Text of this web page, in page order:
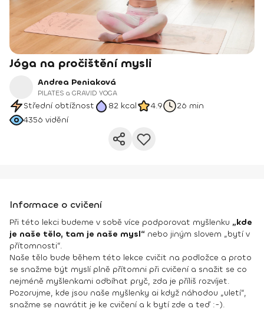
Jóga na pročištění mysli
Andrea Peniaková
PILATES a GRAVID YOGA
Střední obtížnost 82 kcal 4.9
26 min
4356 vidění
Informace o cvičení
Při této lekci budeme v sobě více podporovat myšlenku „kde
je naše tělo, tam je naše mysl“ nebo jiným slovem „bytí v
přítomnosti“.
Naše tělo bude během této lekce cvičit na podložce a proto
se snažme být myslí plně přítomni při cvičení a snažit se co
nejméně myšlenkami odbíhat pryč, zda je příliš rozvíjet.
Pozorujme, kde jsou naše myšlenky ai když náhodou „uletí“,
snažme se navrátit je ke cvičení a k bytí zde a teď :-).